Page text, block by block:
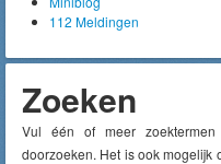
112 Meldingen
Zoeken
Vul één of meer
doorzoeken. Het is ook mogelijk